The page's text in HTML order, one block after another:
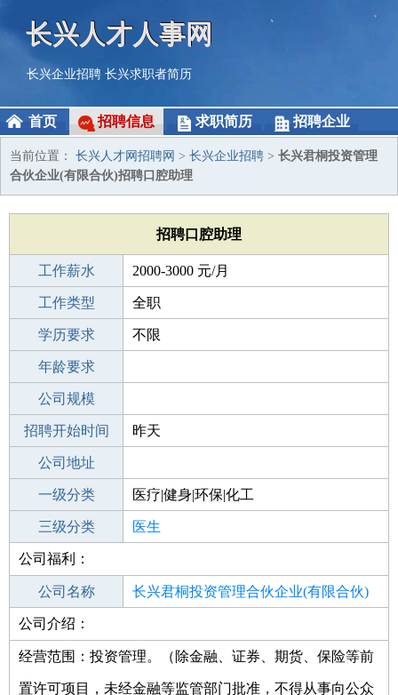
长兴人才人事网
长兴企业招聘 长兴求职者简历
首页 招聘信息 求职简历 招聘企业
当前位置： 长兴人才网招聘网 > 长兴企业招聘 > 长兴君桐投资管理
合伙企业(有限合伙)招聘口腔助理
招聘口腔助理
工作薪水 2000-3000 元/月
招聘人数 1人
工作类型 全职
性别要求 -
学历要求 不限
工作经验
年龄要求
工作地点
公司规模
公司电话
招聘开始时间 昨天
招聘结束时间
公司地址
一级分类 医疗|健身|环保|化工
二级分类 医疗/护理
三级分类 医生
其他行业
公司福利：
公司名称 长兴君桐投资管理合伙企业(有限合伙)
公司类型
公司介绍：
经营范围：投资管理。（除金融、证券、期货、保险等前
置许可项目，未经金融等监管部门批准，不得从事向公众